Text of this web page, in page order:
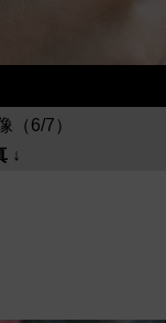
（6/7）